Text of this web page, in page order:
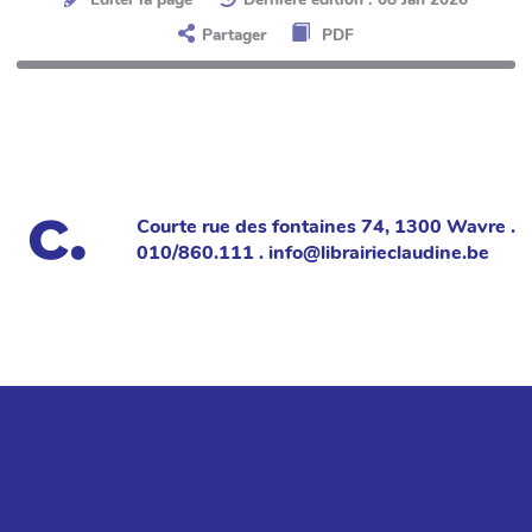
Partager
PDF
Courte rue des fontaines 74, 1300 Wavre .
010/860.111 . info@librairieclaudine.be